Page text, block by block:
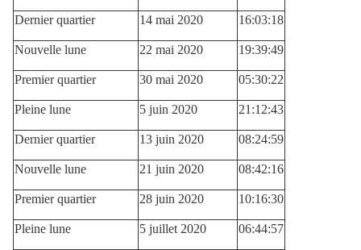
Dernier quartier 14 mai 2020 16:03:18
Nouvelle lune 22 mai 2020 19:39:49
Premier quartier 30 mai 2020 05:30:22
Pleine lune 5 juin 2020 21:12:43
Dernier quartier 13 juin 2020 08:24:59
Nouvelle lune 21 juin 2020 08:42:16
Premier quartier 28 juin 2020 10:16:30
Pleine lune 5 juillet 2020 06:44:57